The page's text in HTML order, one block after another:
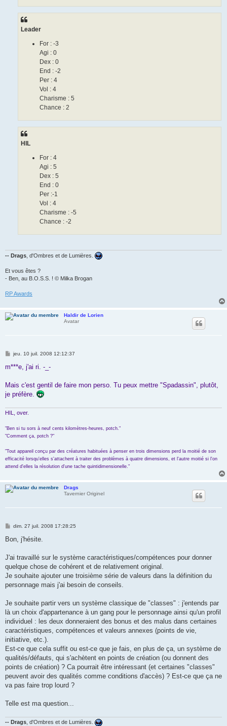
Leader
For : -3
Agi : 0
Dex : 0
End : -2
Per : 4
Vol : 4
Charisme : 5
Chance : 2
HIL
For : 4
Agi : 5
Dex : 5
End : 0
Per :-1
Vol : 4
Charisme : -5
Chance : -2
-- Drags , d'Ombres et de Lumières.
Et vous êtes ?
- Ben, au B.O.S.S. ! © Milka Brogan
RP Awards
Haldir de Lorien
Avatar
M
s
g
jeu. 10 juil. 2008 12:12:37
m***e, j'ai ri. -_-
Mais c'est gentil de faire mon perso. Tu peux mettre "Spadassin", plutôt,
je préfère.
HIL, over.
"Ben si tu sors à neuf cents kilomètres-heures, potch."
"Comment ça, potch ?"
"Tout appareil conçu par des créatures habituées à penser en trois dimensions perd la moitié de son
efficacité lorsqu'elles s'attachent à traiter des problèmes à quatre dimensions, et l'autre moitié si l'on
attend d'elles la résolution d'une tache quintidimensionelle."
Drags
Tavernier Originel
M
s
g
dim. 27 juil. 2008 17:28:25
Bon, j'hésite.
J'ai travaillé sur le système caractéristiques/compétences pour donner
quelque chose de cohérent et de relativement original.
Je souhaite ajouter une troisième série de valeurs dans la définition du
personnage mais j'ai besoin de conseils.
Je souhaite partir vers un système classique de "classes" : j'entends par
là un choix d'appartenance à un gang pour le personnage ainsi qu'un profil
individuel : les deux donneraient des bonus et des malus dans certaines
caractéristiques, compétences et valeurs annexes (points de vie,
initiative, etc.).
Est-ce que cela suffit ou est-ce que je fais, en plus de ça, un système de
qualités/défauts, qui s'achètent en points de création (ou donnent des
points de création) ? Ca pourrait être intéressant (et certaines "classes"
peuvent avoir des qualités comme conditions d'accès) ? Est-ce que ça ne
va pas faire trop lourd ?
Telle est ma question...
-- Drags, d'Ombres et de Lumières.